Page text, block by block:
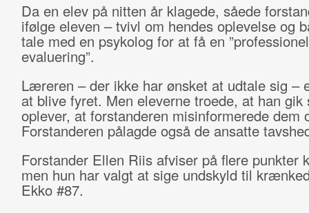
Da en elev på nitten år klagede, såede
ifølge eleven – tvivl om hendes oplevelse og
tale med en psykolog for at få en ”professionel
evaluering”.
Læreren – der ikke har ønsket at udtale sig –
at blive fyret. Men eleverne troede, at han gik
oplever, at forstanderen misinformerede dem
Forstanderen pålagde også de ansatte
Forstander Ellen Riis afviser på flere punkter
men hun har valgt at sige undskyld til
Ekko #87.